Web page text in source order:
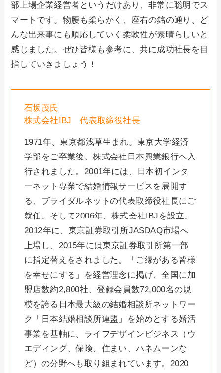
部上場企業経営者というだけあり、非常に聡明でス
マートです。物腰も柔らかく、座右の銘の通り、ど
んな出来事にも順応していく柔軟性が素晴らしいと
感じました。ぜひ皆様も参考に、共に成功社長を目
指していきましょう！
石坂茂氏
株式会社IBJ 代表取締役社長
1971年、東京都浅草生まれ。東京大学経済
学部をご卒業後、株式会社日本興業銀行へ入
行されました。2001年には、日本初インタ
ーネット専業で結婚情報サービスを展開す
る、ブライダルネットの代表取締役社長にご
就任。そして2006年、株式会社IBJを設立。
2012年に、東京証券取引所JASDAQ市場へ
上場し、2015年には東京証券取引所第一部
に指定替えをされました。「ご縁がある皆様
を幸せにする」を経営理念に掲げ、全国に加
盟店数約2,800社、登録会員数72,000名の規
模を誇る日本最大級の結婚相談所ネットワー
ク「日本結婚相談所連盟」を始めとする婚活
事業を基軸に、ライフデザインビジネス（ウ
エディング、保険、住まい、ハネムーンな
ど）の分野へも取り組まれています。2020